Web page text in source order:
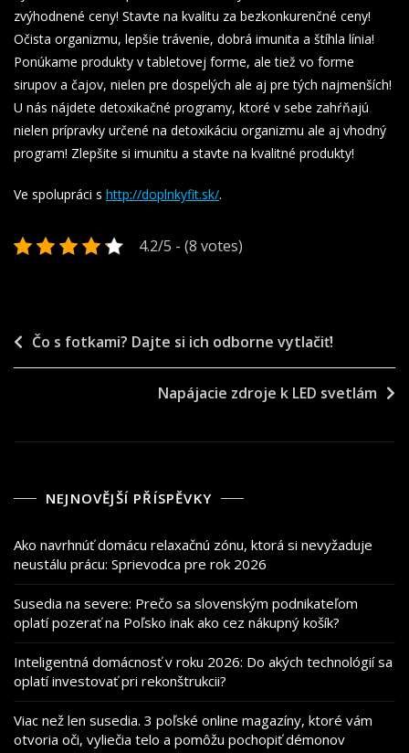
zvýhodnené ceny! Stavte na kvalitu za bezkonkurenčné ceny!
Očista organizmu, lepšie trávenie, dobrá imunita a štíhla línia!
Ponúkame produkty v tabletovej forme, ale tiež vo forme
sirupov a čajov, nielen pre dospelých ale aj pre tých najmenších!
U nás nájdete detoxikačné programy, ktoré v sebe zahŕňajú
nielen prípravky určené na detoxikáciu organizmu ale aj vhodný
program! Zlepšite si imunitu a stavte na kvalitné produkty!
Ve spolupráci s http://doplnkyfit.sk/.
4.2/5 - (8 votes)
Navigace
pro
Čo s fotkami? Dajte si ich odborne vytlačiť!
Napájacie zdroje k LED svetlám
NEJNOVĚJŠÍ PŘÍSPĚVKY
Ako navrhnúť domácu relaxačnú zónu, ktorá si nevyžaduje
neustálu prácu: Sprievodca pre rok 2026
Susedia na severe: Prečo sa slovenským podnikateľom
oplatí pozerať na Poľsko inak ako cez nákupný košík?
Inteligentná domácnosť v roku 2026: Do akých technológií sa
oplatí investovať pri rekonštrukcii?
Viac než len susedia. 3 poľské online magazíny, ktoré vám
otvoria oči, vyliečia telo a pomôžu pochopiť démonov